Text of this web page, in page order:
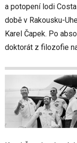
a potopení lodi
době v Rakousku-
Karel Čapek. Po
doktorát z filozofie